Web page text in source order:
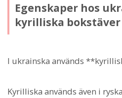
Egenskaper hos
kyrilliska bokstäver
I ukrainska används
Kyrilliska används även i